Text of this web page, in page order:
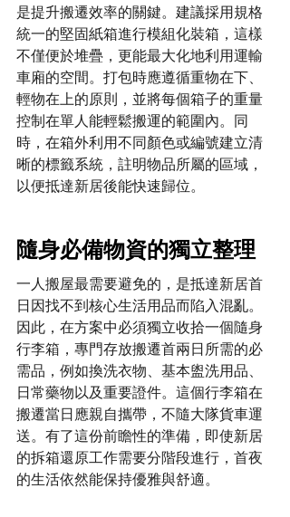
是提升搬遷效率的關鍵。建議採用規格
統一的堅固紙箱進行模組化裝箱，這樣
不僅便於堆疊，更能最大化地利用運輸
車廂的空間。打包時應遵循重物在下、
輕物在上的原則，並將每個箱子的重量
控制在單人能輕鬆搬運的範圍內。同
時，在箱外利用不同顏色或編號建立清
晰的標籤系統，註明物品所屬的區域，
以便抵達新居後能快速歸位。
隨身必備物資的獨立整理
一人搬屋最需要避免的，是抵達新居首
日因找不到核心生活用品而陷入混亂。
因此，在方案中必須獨立收拾一個隨身
行李箱，專門存放搬遷首兩日所需的必
需品，例如換洗衣物、基本盥洗用品、
日常藥物以及重要證件。這個行李箱在
搬遷當日應親自攜帶，不隨大隊貨車運
送。有了這份前瞻性的準備，即使新居
的拆箱還原工作需要分階段進行，首夜
的生活依然能保持優雅與舒適。